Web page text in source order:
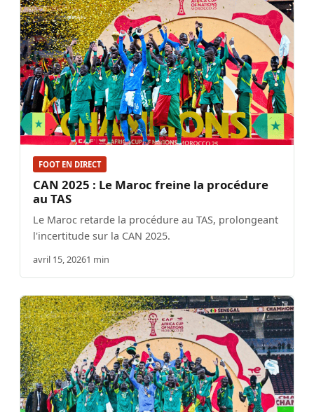
FOOT EN DIRECT
CAN 2025 : Le Maroc freine la procédure
au TAS
Le Maroc retarde la procédure au TAS, prolongeant
l'incertitude sur la CAN 2025.
avril 15, 20261 min